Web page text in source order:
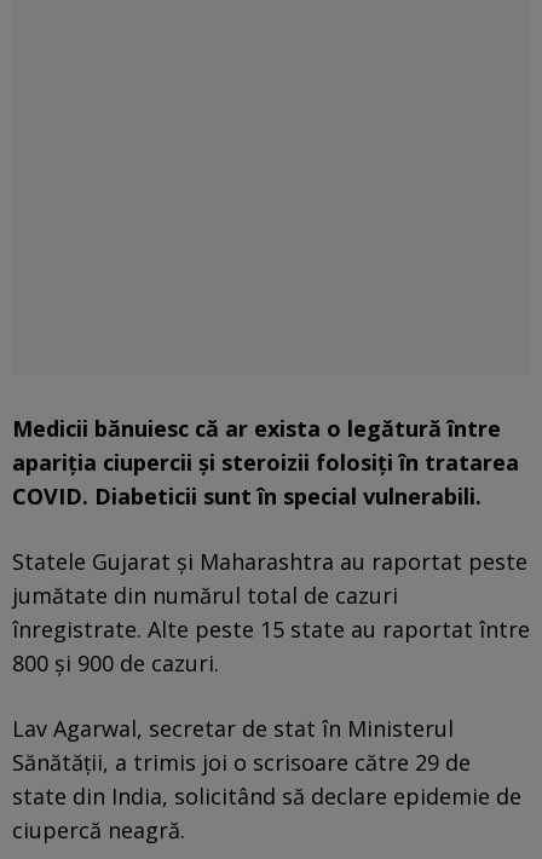
Medicii bănuiesc că ar exista o legătură între
apariţia ciupercii şi steroizii folosiţi în tratarea
COVID. Diabeticii sunt în special vulnerabili.
Statele Gujarat şi Maharashtra au raportat peste
jumătate din numărul total de cazuri
înregistrate. Alte peste 15 state au raportat între
800 şi 900 de cazuri.
Lav Agarwal, secretar de stat în Ministerul
Sănătăţii, a trimis joi o scrisoare către 29 de
state din India, solicitând să declare epidemie de
ciupercă neagră.